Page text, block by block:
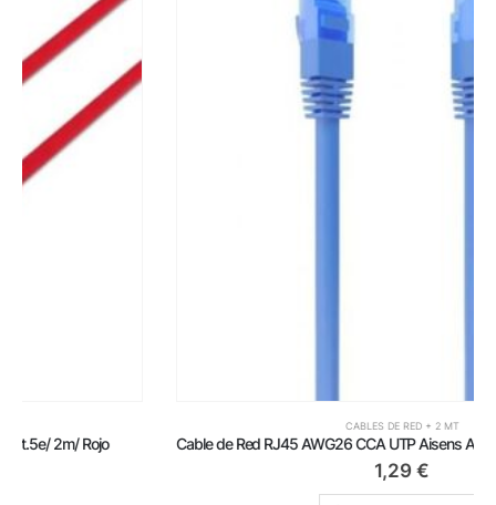
Cable de Red RJ45 AWG26 CCA UTP Aisens A135-0801 Cat.6/ 2m/ Azul